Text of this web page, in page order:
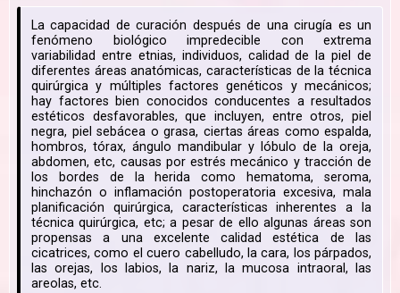
La capacidad de curación después de una cirugía es un
fenómeno biológico impredecible con extrema
variabilidad entre etnias, individuos, calidad de la piel de
diferentes áreas anatómicas, características de la técnica
quirúrgica y múltiples factores genéticos y mecánicos;
hay factores bien conocidos conducentes a resultados
estéticos desfavorables, que incluyen, entre otros, piel
negra, piel sebácea o grasa, ciertas áreas como espalda,
hombros, tórax, ángulo mandibular y lóbulo de la oreja,
abdomen, etc, causas por estrés mecánico y tracción de
los bordes de la herida como hematoma, seroma,
hinchazón o inflamación postoperatoria excesiva, mala
planificación quirúrgica, características inherentes a la
técnica quirúrgica, etc; a pesar de ello algunas áreas son
propensas a una excelente calidad estética de las
cicatrices, como el cuero cabelludo, la cara, los párpados,
las orejas, los labios, la nariz, la mucosa intraoral, las
areolas, etc.